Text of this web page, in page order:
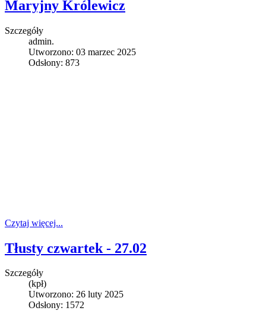
Maryjny Królewicz
Szczegóły
admin.
Utworzono: 03 marzec 2025
Odsłony: 873
Czytaj więcej...
Tłusty czwartek - 27.02
Szczegóły
(kpł)
Utworzono: 26 luty 2025
Odsłony: 1572